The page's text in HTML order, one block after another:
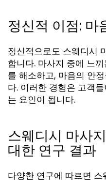
정신적 이점: 마
정신적으로도 스웨디시
합니다. 마사지 중에 느
를 해소하고, 마음의 안
다. 이러한 경험은 고객
는 요인이 됩니다.
스웨디시 마사
대한 연구 결과
다양한 연구에 따르면